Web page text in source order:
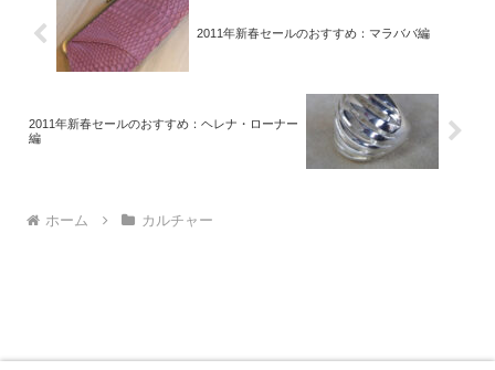
2011年新春セールのおすすめ：マラババ編
2011年新春セールのおすすめ：ヘレナ・ローナー
編
ホーム カルチャー